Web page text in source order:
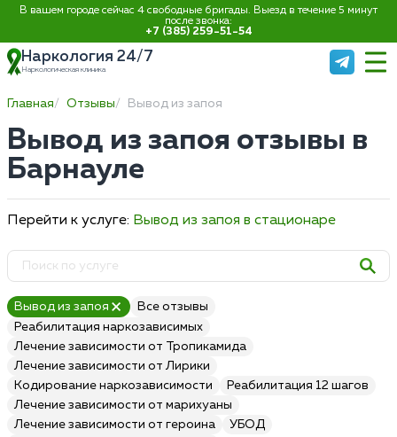
В вашем городе сейчас 4 свободные бригады. Выезд в течение 5 минут
после звонка:
+7 (385) 259-51-54
Наркология 24/7
Наркологическая клиника
Главная Отзывы Вывод из запоя
Вывод из запоя отзывы в
Барнауле
Перейти к услуге: Вывод из запоя в стационаре
Вывод из запоя
Все отзывы
Реабилитация наркозависимых
Лечение зависимости от Тропикамида
Лечение зависимости от Лирики
Кодирование наркозависимости
Реабилитация 12 шагов
Лечение зависимости от марихуаны
Лечение зависимости от героина
УБОД